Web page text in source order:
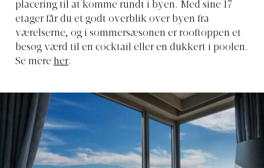
placering til at komme rundt i byen. Med sine 17
etager får du et godt overblik over byen fra
værelserne, og i sommersæsonen er rooftoppen et
besøg værd til en cocktail eller en dukkert i poolen.
Se mere her.